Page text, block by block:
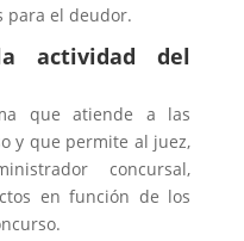
para el deudor.
actividad del
que atiende a las
y que permite al juez,
concursal,
en función de los